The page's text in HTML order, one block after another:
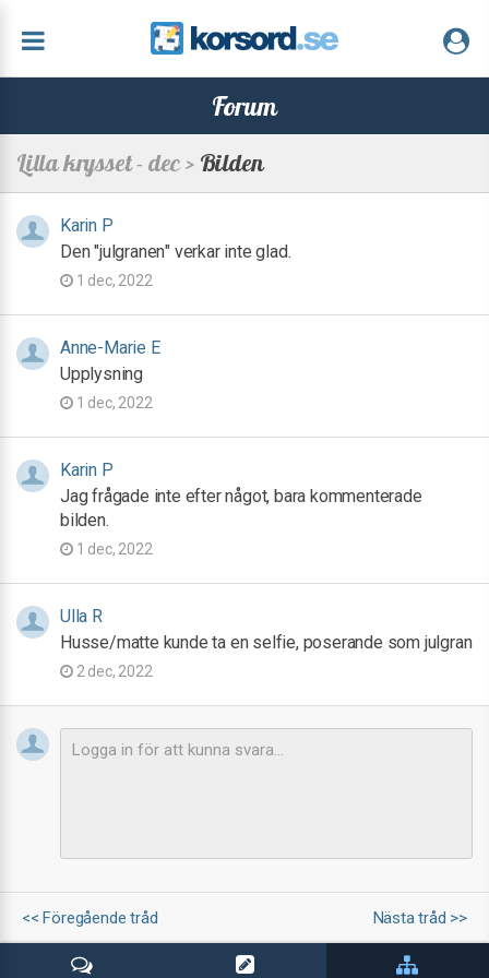
Forum
Lilla krysset - dec >Bilden
Karin P
Den "julgranen" verkar inte glad.
1 dec, 2022
Anne-Marie E
Upplysning
1 dec, 2022
Karin P
Jag frågade inte efter något, bara kommenterade
bilden.
1 dec, 2022
Ulla R
Husse/matte kunde ta en selfie, poserande som julgran
2 dec, 2022
<< Föregående tråd Nästa tråd >>